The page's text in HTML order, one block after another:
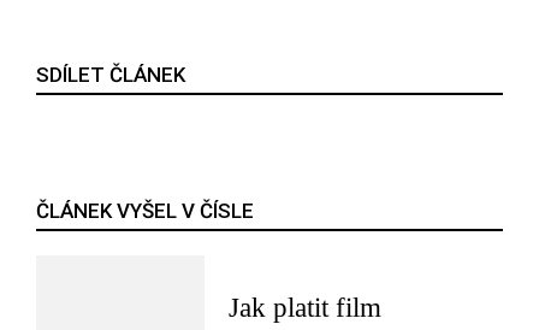
SDÍLET ČLÁNEK
ČLÁNEK VYŠEL V ČÍSLE
Jak platit film